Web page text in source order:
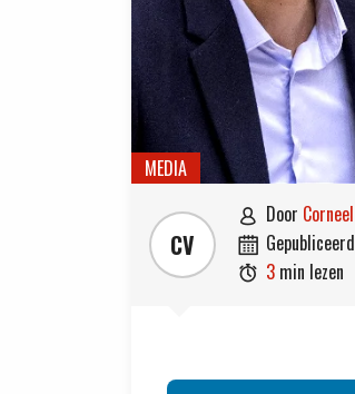
MEDIA
CV
 door

 3 min lezen